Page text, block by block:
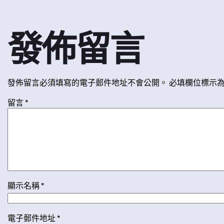
發佈留言
發佈留言必須填寫的電子郵件地址不會公開。 必填欄位標示
留言*
顯示名稱*
電子郵件地址*